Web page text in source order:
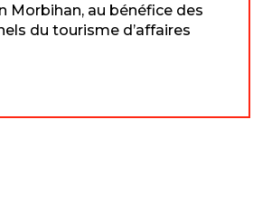
Morbihan, au bénéfice des
du tourisme d’affaires